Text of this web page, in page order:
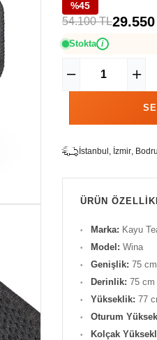
%45
54.100 TL
Stokta i
İstanbu , İzmir, Bodru
ÜRÜN
Marka: Kayu
Model: Wina
Genişlik: 75 cm
Derinlik: 75 cm
Yükseklik: 77
Oturum
Kolçak